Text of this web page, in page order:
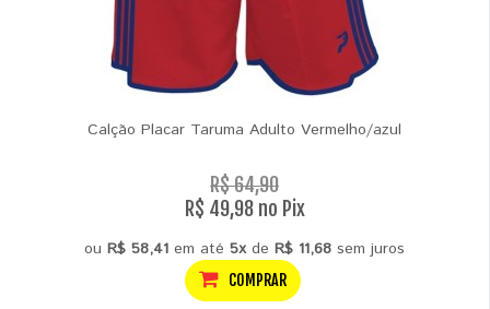
Calção Placar Taruma Adulto Vermelho/azul
R$ 64,90
R$ 49,98 no Pix
ou R$ 58,41 em até 5xde R$ 11,68 sem juros
COMPRAR